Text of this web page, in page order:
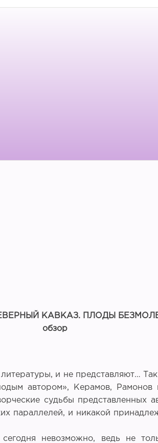
КАВКАЗ. ПЛОДЫ
обзор
и не представляют…
автором», Керамов, Рамонов
судьбы представленных
параллелей, и никакой
невозможно, ведь не